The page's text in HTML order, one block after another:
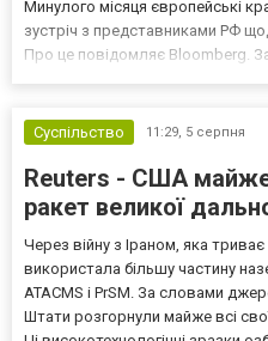
Минулого місяця європейські
зустріч з представниками РФ
Про це повідомляє Bloomberg.
Суспільство
11:29, 5 серпня
Reuters - США майже
ракет великої
Через війну з Іраном, яка
використала більшу частину
ATACMS і PrSM. За словами
Штати розгорнули майже всі